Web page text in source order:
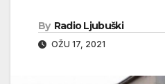
By Radio Ljubuški
OŽU 17, 2021